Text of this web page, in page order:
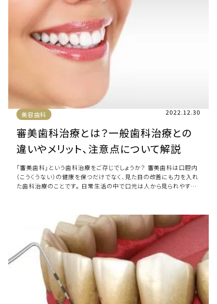
美容歯科 2022.12.30
審美歯科治療とは？一般歯科治療との
違いやメリット、注意点について解説
「審美歯科」という歯科治療をご存じでしょうか？ 審美歯科は口腔内
（こうくうない）の健康を保つだけでなく、見た目の改善にも力を入れ
た歯科治療のことです。 日常生活の中で口元は人から見られやすい